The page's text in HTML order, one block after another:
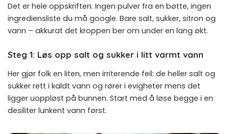
Det er hele oppskriften. Ingen pulver fra en bøtte, ingen
ingrediensliste du må google. Bare salt, sukker, sitron og
vann – akkurat det kroppen ber om under en lang økt.
Steg 1: Løs opp salt og sukker i litt varmt vann
Her gjør folk en liten, men irriterende feil: de heller salt og
sukker rett i kaldt vann og rører i evigheter mens det
ligger uoppløst på bunnen. Start med å løse begge i en
desiliter lunkent vann først.